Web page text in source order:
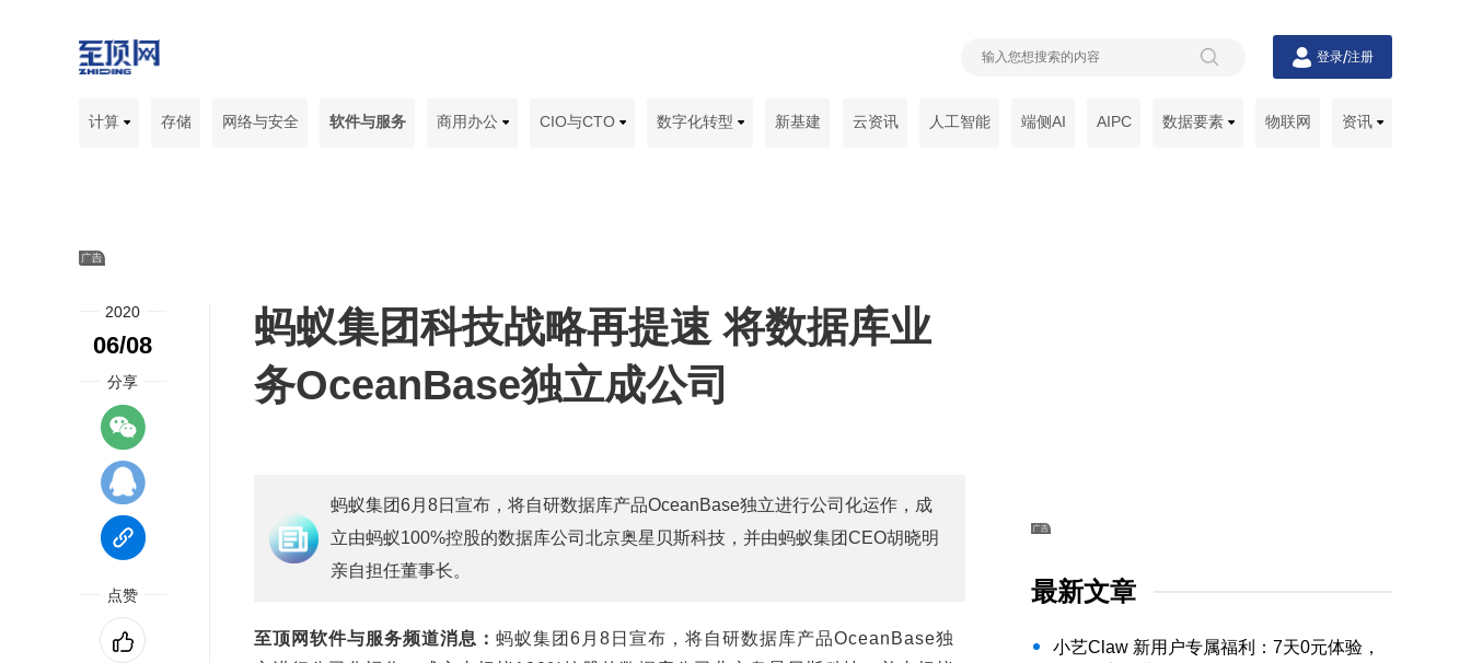
登录/注册
计算 存储 网络与安全 软件与服务 商用办公 CIO与CTO 数字化转型 新基建 云资讯 人工智能 端侧AI AIPC 数据要素 物联网 资讯
蚂蚁集团科技战略再提速 将数据库业
务OceanBase独立成公司
蚂蚁集团6月8日宣布，将自研数据库产品OceanBase独立进行公司化运作，成
立由蚂蚁100%控股的数据库公司北京奥星贝斯科技，并由蚂蚁集团CEO胡晓明
亲自担任董事长。
至顶网软件与服务频道消息： 蚂蚁集团6月8日宣布，将自研数据库产品OceanBase独
2020
06/08
分享
点赞 最新文章
小艺Claw 新用户专属福利：7天0元体验，